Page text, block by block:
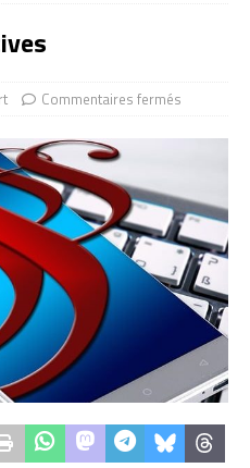
Commentaires fermés